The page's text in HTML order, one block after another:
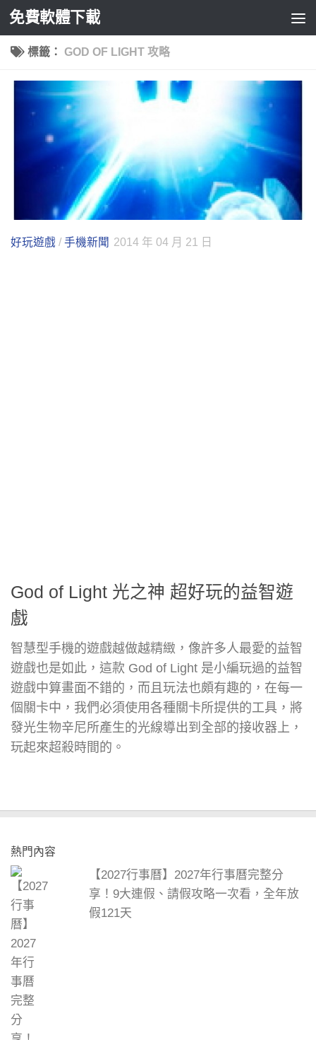
Skip to content
免費軟體下載
標籤： GOD OF LIGHT 攻略
好玩遊戲 / 手機新聞 2014 年 04 月 21 日
God of Light 光之神 超好玩的益智遊
戲
智慧型手機的遊戲越做越精緻，像許多人最愛的益智
遊戲也是如此，這款 God of Light 是小編玩過的益智
遊戲中算畫面不錯的，而且玩法也頗有趣的，在每一
個關卡中，我們必須使用各種關卡所提供的工具，將
發光生物辛尼所產生的光線導出到全部的接收器上，
玩起來超殺時間的。
熱門內容
【2027行事曆】2027年行事曆完整分
享！9大連假、請假攻略一次看，全年放
假121天